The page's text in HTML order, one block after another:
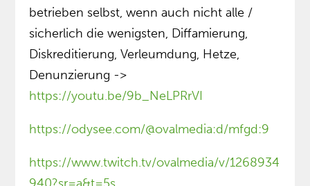
betrieben selbst, wenn auch nicht alle /
sicherlich die wenigsten, Diffamierung,
Diskreditierung, Verleumdung, Hetze,
Denunzierung ->
https://youtu.be/9b_NeLPRrVI
https://odysee.com/@ovalmedia:d/mfgd:9
https://www.twitch.tv/ovalmedia/v/1268934